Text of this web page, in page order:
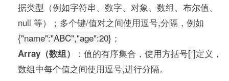
据类型（例如字符串、数字、对象、数组、布尔值、
null 等）；多个键/值对之间使用逗号,分隔，例如
{"name":"ABC","age":20} ；
Array（数组） ：值的有序集合，使用方括号[ ]定义，
数组中每个值之间使用逗号,进行分隔。